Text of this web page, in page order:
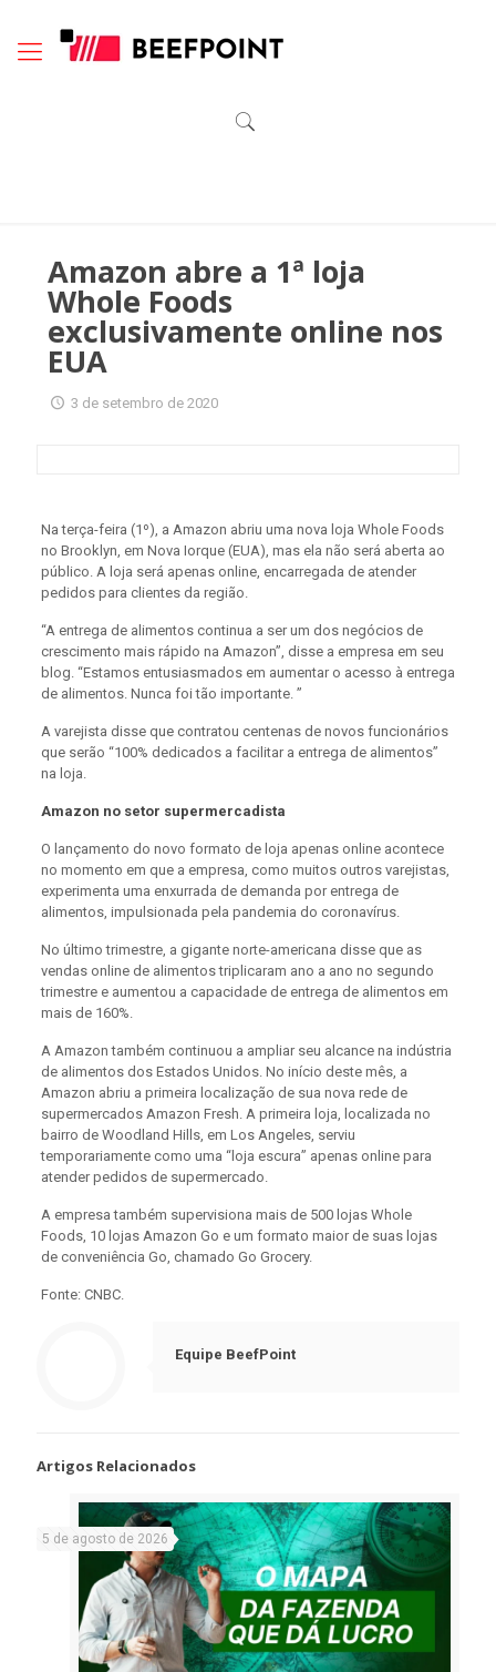
Amazon abre a 1ª loja
Whole Foods
exclusivamente online nos
EUA
3 de setembro de 2020
Na terça-feira (1º), a Amazon abriu uma nova loja Whole Foods
no Brooklyn, em Nova Iorque (EUA), mas ela não será aberta ao
público. A loja será apenas online, encarregada de atender
pedidos para clientes da região.
“A entrega de alimentos continua a ser um dos negócios de
crescimento mais rápido na Amazon”, disse a empresa em seu
blog. “Estamos entusiasmados em aumentar o acesso à entrega
de alimentos. Nunca foi tão importante. ”
A varejista disse que contratou centenas de novos funcionários
que serão “100% dedicados a facilitar a entrega de alimentos”
na loja.
Amazon no setor supermercadista
O lançamento do novo formato de loja apenas online acontece
no momento em que a empresa, como muitos outros varejistas,
experimenta uma enxurrada de demanda por entrega de
alimentos, impulsionada pela pandemia do coronavírus.
No último trimestre, a gigante norte-americana disse que as
vendas online de alimentos triplicaram ano a ano no segundo
trimestre e aumentou a capacidade de entrega de alimentos em
mais de 160%.
A Amazon também continuou a ampliar seu alcance na indústria
de alimentos dos Estados Unidos. No início deste mês, a
Amazon abriu a primeira localização de sua nova rede de
supermercados Amazon Fresh. A primeira loja, localizada no
bairro de Woodland Hills, em Los Angeles, serviu
temporariamente como uma “loja escura” apenas online para
atender pedidos de supermercado.
A empresa também supervisiona mais de 500 lojas Whole
Foods, 10 lojas Amazon Go e um formato maior de suas lojas
de conveniência Go, chamado Go Grocery.
Fonte: CNBC.
Equipe BeefPoint
Artigos Relacionados
5 de agosto de 2026